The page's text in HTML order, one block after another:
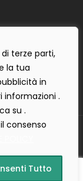
terze parti,
la tua
in
informazioni .
su .
consenso
Tutto